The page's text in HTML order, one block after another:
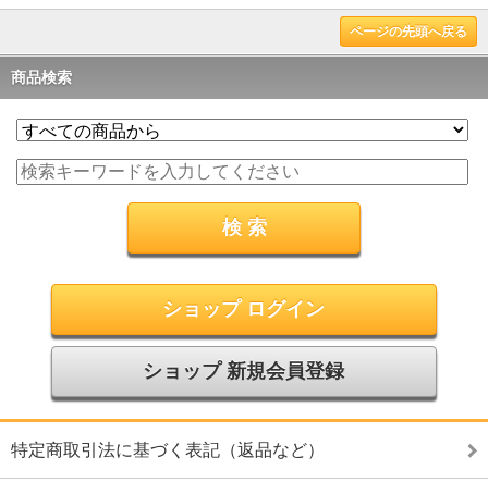
ページの先頭へ戻る
商品検索
ショップ ログイン
ショップ 新規会員登録
特定商取引法に基づく表記（返品など）